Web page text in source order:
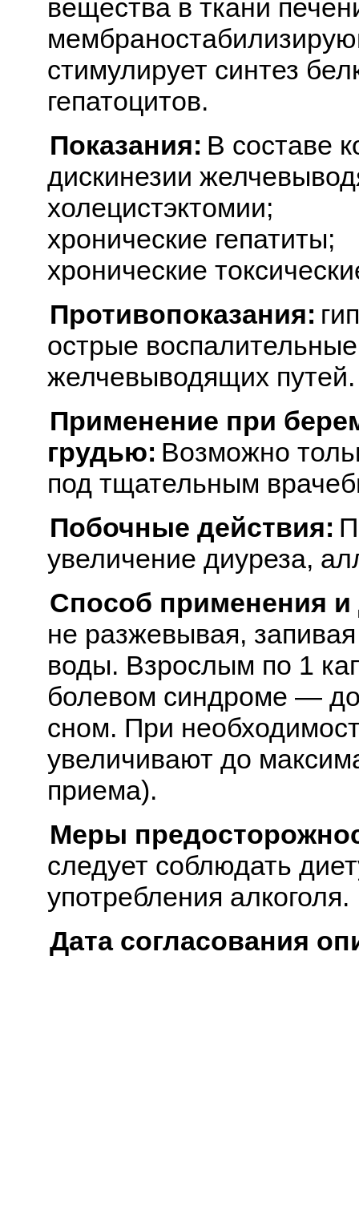
вещества в ткани
стимулирует синтез
гепатоцитов.
Показания: В составе
дискинезии
холецистэктомии;
хронические гепатиты;
хронические
Противопоказания:
острые
желчевыводящих путей.
Применение при
грудью: Возможно
под тщательным
Побочные действия:
увеличение диуреза,
Способ применения
не разжевывая,
воды. Взрослым по 1
болевом синдроме —
сном. При
увеличивают до
приема).
Меры
следует соблюдать
употребления алкоголя.
Дата согласования